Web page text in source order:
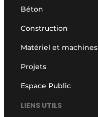
Béton
Construction
Matériel et machines
Projets
Espace Public
LIENS UTILS